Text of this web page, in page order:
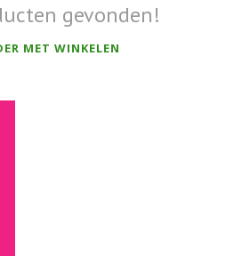
gevonden!
MET WINKELEN